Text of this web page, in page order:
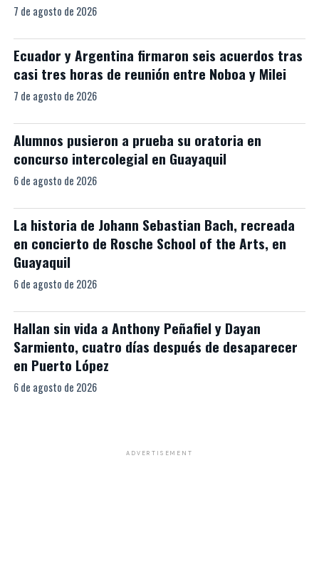
7 de agosto de 2026
Ecuador y Argentina firmaron seis acuerdos tras
casi tres horas de reunión entre Noboa y Milei
7 de agosto de 2026
Alumnos pusieron a prueba su oratoria en
concurso intercolegial en Guayaquil
6 de agosto de 2026
La historia de Johann Sebastian Bach, recreada
en concierto de Rosche School of the Arts, en
Guayaquil
6 de agosto de 2026
Hallan sin vida a Anthony Peñafiel y Dayan
Sarmiento, cuatro días después de desaparecer
en Puerto López
6 de agosto de 2026
ADVERTISEMENT